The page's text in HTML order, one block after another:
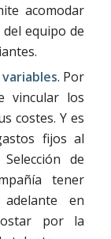
acomodar
equipo de
. Por
vincular los
costes. Y es
fijos al
de
tener
en
por la